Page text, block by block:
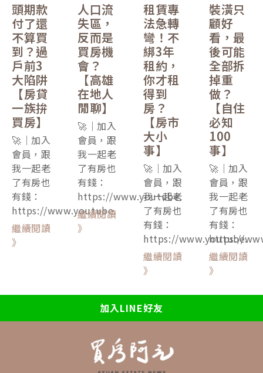
頭期款
付了還
不算買
到？過
戶前3
大陷阱
【房貸
一族拚
買房】
🚀｜加入
會員，跟
我一起老
了有房也
有錢：
https://www.youtube.
繼續閱讀
》
人口流
失區，
反而是
買房機
會？
【高雄
在地人
閒聊】
🚀｜加入
會員，跟
我一起老
了有房也
有錢：
https://www.youtube.
繼續閱讀
》
租賃專
法急轉
彎！不
綁3年
租約，
你才租
得到
房？
【房市
大小
事】
🚀｜加入
會員，跟
我一起老
了有房也
有錢：
https://www.youtube.
繼續閱讀
》
裝潢只
顧好
看，最
後可能
全部拆
掉重
做？
【自住
必知
100
事】
🚀｜加入
會員，跟
我一起老
了有房也
有錢：
https://
繼續閱讀
》
加入LINE好友